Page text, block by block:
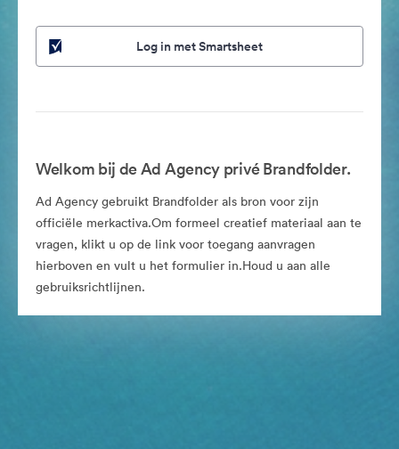
Log in met Smartsheet
Welkom bij de Ad Agency privé Brandfolder.
Ad Agency gebruikt Brandfolder als bron voor zijn
officiële merkactiva.Om formeel creatief materiaal aan te
vragen, klikt u op de link voor toegang aanvragen
hierboven en vult u het formulier in.Houd u aan alle
gebruiksrichtlijnen.